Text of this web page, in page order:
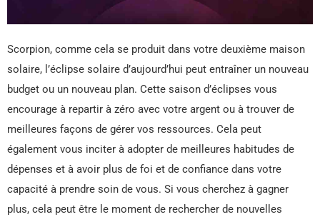
Scorpion, comme cela se produit dans votre deuxième maison
solaire, l’éclipse solaire d’aujourd’hui peut entraîner un nouveau
budget ou un nouveau plan. Cette saison d’éclipses vous
encourage à repartir à zéro avec votre argent ou à trouver de
meilleures façons de gérer vos ressources. Cela peut
également vous inciter à adopter de meilleures habitudes de
dépenses et à avoir plus de foi et de confiance dans votre
capacité à prendre soin de vous. Si vous cherchez à gagner
plus, cela peut être le moment de rechercher de nouvelles